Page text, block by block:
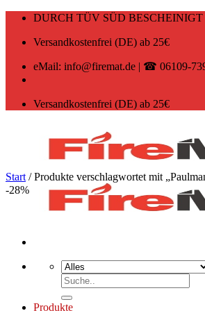
Zum
springen
DURCH TÜV SÜD
Versandkostenfrei (DE) ab 25€
eMail: info@firemat.de | ☎ 06109-
Versandkostenfrei (DE) ab 25€
Suchen
nach:
Produkte
Start /Produkte verschlagwortet mit
-28%